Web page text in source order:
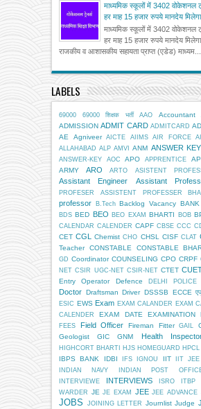
माध्यमिक स्कूलों में 3402 वोकेशनल
हर माह 15 हजार रुपये मानदेय मिलेगा
माध्यमिक स्कूलों में 3402 वोकेशनल
हर माह 15 हजार रुपये मानदेय
राजकीय व आशासकीय सहायता प्राप्त (एडेड) माध्यम...
LABELS
69000 69000 शिक्षक भर्ती AAO Accountant
ADMISSION ADMIT CARD ADMITCARD
AE
Agniveer AICTE AIIMS AIR FORCE
ALLAHABAD ALP AMVI ANM ANSWER KEY
ANSWER-KEY
AOC APO APPRENTICE
ARMY ARO ARTO ASISTENT
Assistant Engineer
Assistant
PROFESER
ASSISTENT PROFESSER
professor
B.Tech Backlog Vacancy BANK
BDS BED BEO BEO EXAM BHARTI BOB
CALENDAR CALENDER CAPF CBSE CCC
CET CGL Chemist CHO CHSL CISF CLAT
Teacher
CONSTABLE CONSTABLE
GD Coordinator COUNSELING CPO CRPF
NET CSIR UGC-NET CSIR-NET CTET
Entry Operator
Defence DELHI POLICE
Doctor Draftsman Driver DSSSB ECCE
ESIC EWS Exam EXAM CALANDER EXAM
CALENDER
EXAM DATE EXAMINATION
FEES
Field Officer Fireman Fitter GAIL
Geologist GIC GNM Health
HIGHCORT BHARTI HJS HOMEGUARD HPCL
IBPS BANK
IDBI IFS IGNOU IIT IIT JEE
INDIAN NAVY INDIAN POST
INTERVIEWE INTERVIEWS ISRO ITBP
WARDER JE JE EXAM JEE JEE ADVANCE
JOBS JOINING LETTER Journlist Judge